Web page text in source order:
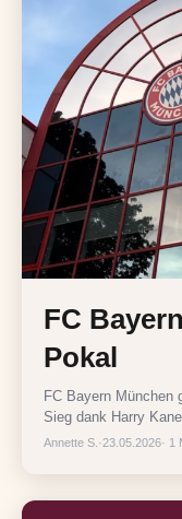
FC
Pokal
FC Bayern München
Sieg dank Harry
Annette S. ·23.05.2026· 1